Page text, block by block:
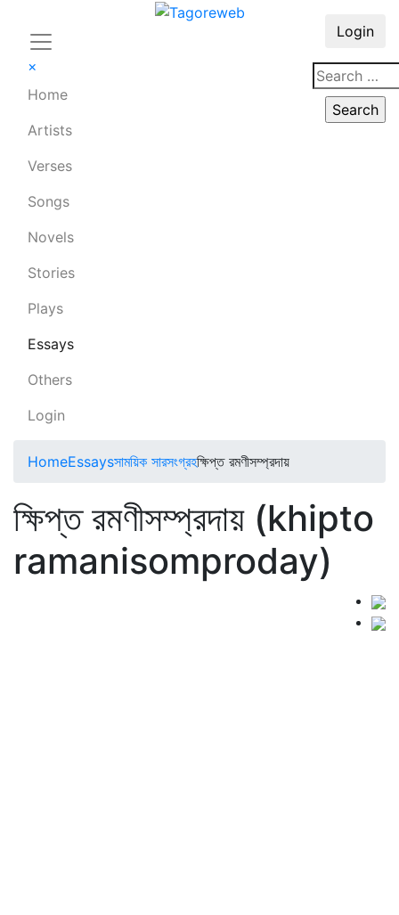
×
Home
Artists
Verses
Songs
Novels
Stories
Plays
Essays
Others
Login
Login
HomeEssaysসাময়িক সারসংগ্রহক্ষিপ্ত রমণীসম্প্রদায়
ক্ষিপ্ত রমণীসম্প্রদায় (khipto
ramanisomproday)